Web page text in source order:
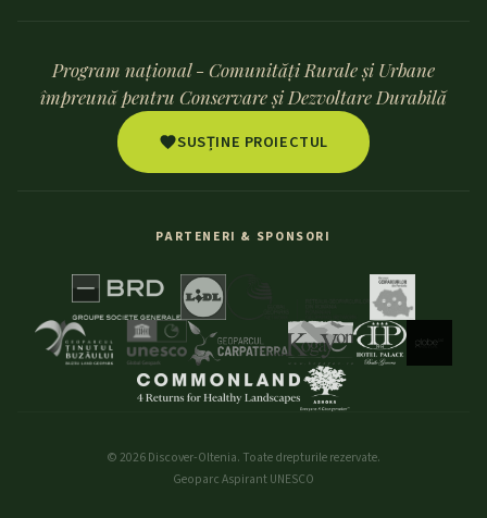
Program național - Comunități Rurale și Urbane
împreună pentru Conservare și Dezvoltare Durabilă
SUSȚINE PROIECTUL
PARTENERI & SPONSORI
© 2026 Discover-Oltenia. Toate drepturile rezervate.
Geoparc Aspirant UNESCO